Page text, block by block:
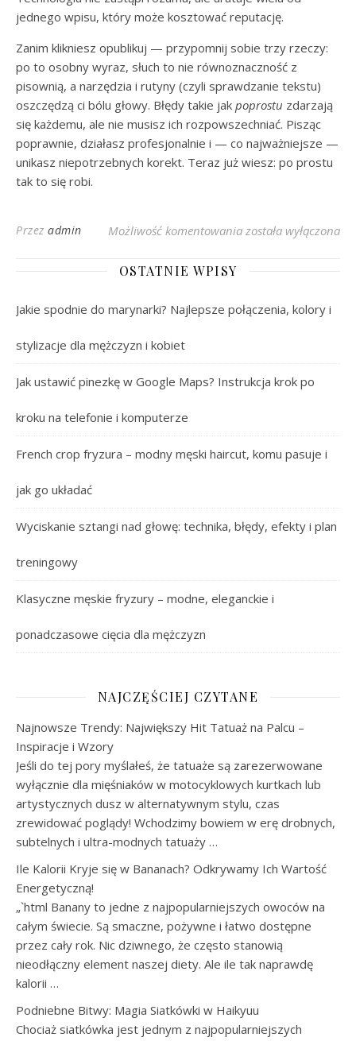
jednego wpisu, który może kosztować reputację.
Zanim klikniesz opublikuj — przypomnij sobie trzy rzeczy:
po to osobny wyraz, słuch to nie równoznaczność z
pisownią, a narzędzia i rutyny (czyli sprawdzanie tekstu)
oszczędzą ci bólu głowy. Błędy takie jak poprostu zdarzają
się każdemu, ale nie musisz ich rozpowszechniać. Pisząc
poprawnie, działasz profesjonalnie i — co najważniejsze —
unikasz niepotrzebnych korekt. Teraz już wiesz: po prostu
tak to się robi.
Przez admin Możliwość komentowania Poprostu czy Po
została wyłączona
OSTATNIE WPISY
Jakie spodnie do marynarki? Najlepsze połączenia, kolory i
stylizacje dla mężczyzn i kobiet
Jak ustawić pinezkę w Google Maps? Instrukcja krok po
kroku na telefonie i komputerze
French crop fryzura – modny męski haircut, komu pasuje i
jak go układać
Wyciskanie sztangi nad głowę: technika, błędy, efekty i plan
treningowy
Klasyczne męskie fryzury – modne, eleganckie i
ponadczasowe cięcia dla mężczyzn
NAJCZĘŚCIEJ CZYTANE
Najnowsze Trendy: Największy Hit Tatuaż na Palcu –
Inspiracje i Wzory
Jeśli do tej pory myślałeś, że tatuaże są zarezerwowane
wyłącznie dla mięśniaków w motocyklowych kurtkach lub
artystycznych dusz w alternatywnym stylu, czas
zrewidować poglądy! Wchodzimy bowiem w erę drobnych,
subtelnych i ultra-modnych tatuaży …
Ile Kalorii Kryje się w Bananach? Odkrywamy Ich Wartość
Energetyczną!
„`html Banany to jedne z najpopularniejszych owoców na
całym świecie. Są smaczne, pożywne i łatwo dostępne
przez cały rok. Nic dziwnego, że często stanowią
nieodłączny element naszej diety. Ale ile tak naprawdę
kalorii …
Podniebne Bitwy: Magia Siatkówki w Haikyuu
Chociaż siatkówka jest jednym z najpopularniejszych